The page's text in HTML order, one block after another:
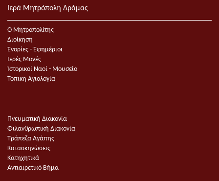
Ιερά Μητρόπολη Δράμας
Ο Μητροπολίτης
Διοίκηση
Ἐνορίες - Ἐφημέριοι
Ιερές Μονές
Ἱστορικοί Ναοί - Μουσείο
Τοπικη Αγιολογία
Πνευματική Διακονία
Φιλανθρωπική Διακονία
Τράπεζα Αγάπης
Κατασκηνώσεις
Κατηχητικά
Αντιαιρετικό Βήμα